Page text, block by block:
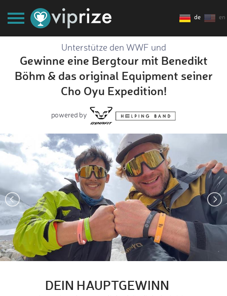
de en
Unterstütze den WWF und
Gewinne eine Bergtour mit Benedikt
Böhm & das original Equipment seiner
Cho Oyu Expedition!
powered by
DEIN HAUPTGEWINN